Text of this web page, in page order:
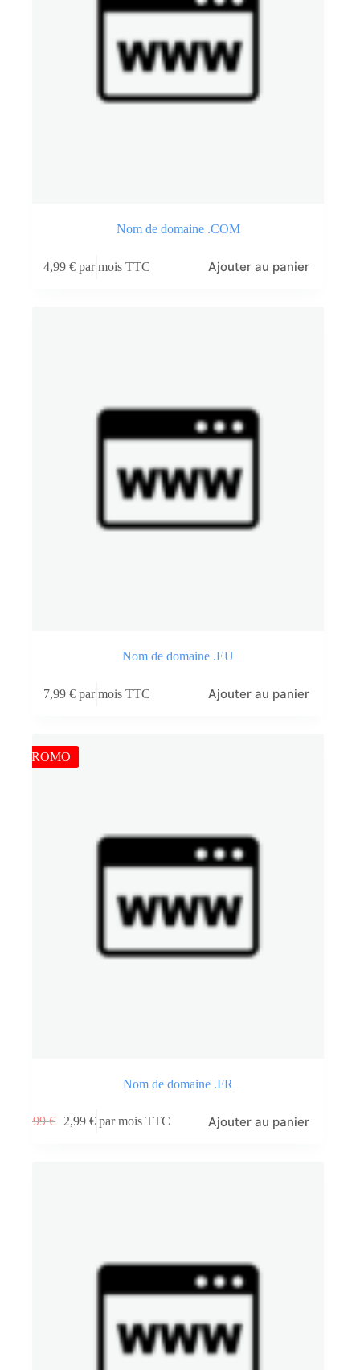
Nom de domaine .COM
4,99€ par mois TTC Ajouter au panier
Nom de domaine .EU
7,99€ par mois TTC Ajouter au panier
PROMO
Nom de domaine .FR
3,99€ 2,99€ par mois TTC Ajouter au panier